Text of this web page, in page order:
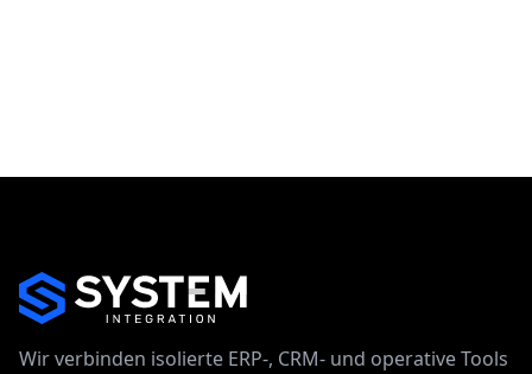
Wir verbinden isolierte ERP-, CRM- und operative Tools